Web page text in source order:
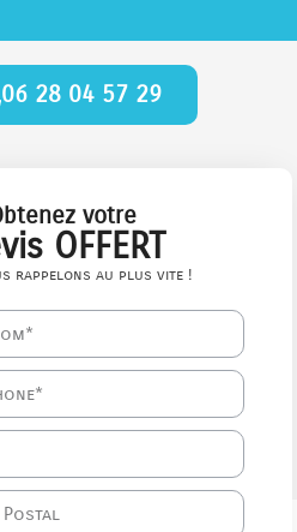
06 28 04 57 29
votre
OFFERT
rappelons au plus vite !